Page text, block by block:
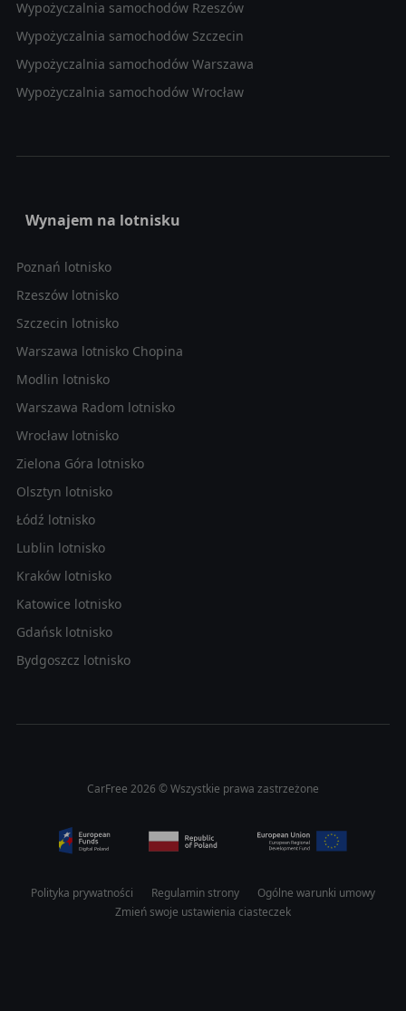
Wypożyczalnia samochodów Rzeszów
Wypożyczalnia samochodów Szczecin
Wypożyczalnia samochodów Warszawa
Wypożyczalnia samochodów Wrocław
Wynajem na lotnisku
Poznań lotnisko
Rzeszów lotnisko
Szczecin lotnisko
Warszawa lotnisko Chopina
Modlin lotnisko
Warszawa Radom lotnisko
Wrocław lotnisko
Zielona Góra lotnisko
Olsztyn lotnisko
Łódź lotnisko
Lublin lotnisko
Kraków lotnisko
Katowice lotnisko
Gdańsk lotnisko
Bydgoszcz lotnisko
CarFree 2026 © Wszystkie prawa zastrzeżone
Polityka prywatności Regulamin strony
Ogólne warunki umowy
Zmień swoje ustawienia ciasteczek